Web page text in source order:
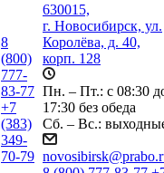
8
(800)
777-
83-77
+7
(383)
349-
70-79
630015,
г. Новосибирск, ул.
Королёва, д. 40,
корп. 128
Пн. – Пт.: с 08:30
17:30 без обеда
Сб. – Вс.: